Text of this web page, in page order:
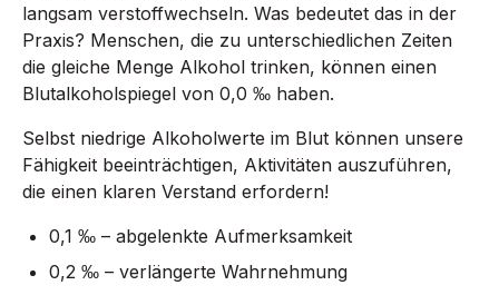
langsam verstoffwechseln. Was bedeutet das in der
Praxis? Menschen, die zu unterschiedlichen Zeiten
die gleiche Menge Alkohol trinken, können einen
Blutalkoholspiegel von 0,0 ‰ haben.
Selbst niedrige Alkoholwerte im Blut können unsere
Fähigkeit beeinträchtigen, Aktivitäten auszuführen,
die einen klaren Verstand erfordern!
0,1 ‰ – abgelenkte Aufmerksamkeit
0,2 ‰ – verlängerte Wahrnehmung